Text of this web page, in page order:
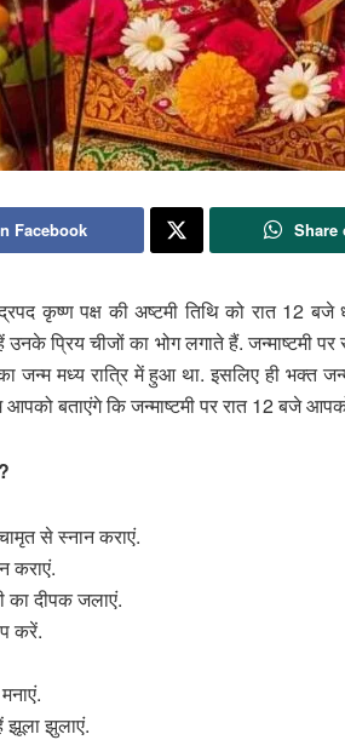
Facebook Share
कृष्ण पक्ष की अष्टमी तिथि को रात 12
प्रिय चीजों का भोग लगाते हैं. जन्माष्टमी पर
जन्म मध्य रात्रि में हुआ था. इसलिए ही भक्त
बताएंगे कि जन्माष्टमी पर रात 12 बजे
से स्नान कराएं.
कराएं.
का दीपक जलाएं.
करें.
झूला झुलाएं.